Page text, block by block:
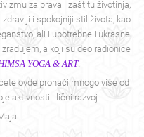
za prava i zaštitu životinja,
i spokojniji stil života, kao
ali i upotrebne i ukrasne
a koji su deo radionice
YOGA & ART.
ovde pronaći mnogo više od
aktivnosti i lični razvoj.